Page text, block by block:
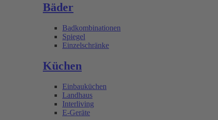
Bäder
Badkombinationen
Spiegel
Einzelschränke
Küchen
Einbauküchen
Landhaus
Interliving
E-Geräte